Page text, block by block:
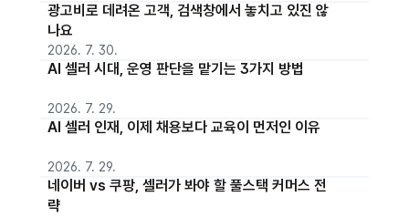
광고비로 데려온 고객, 검색창에서 놓치고 있진 않
나요
2026. 7. 30.
AI 셀러 시대, 운영 판단을 맡기는 3가지 방법
2026. 7. 29.
AI 셀러 인재, 이제 채용보다 교육이 먼저인 이유
2026. 7. 29.
네이버 vs 쿠팡, 셀러가 봐야 할 풀스택 커머스 전
략